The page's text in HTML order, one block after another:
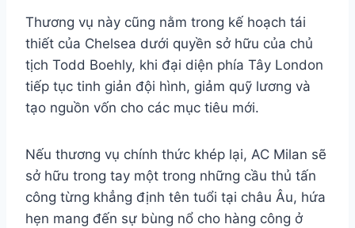
Thương vụ này cũng nằm trong kế hoạch tái
thiết của Chelsea dưới quyền sở hữu của chủ
tịch Todd Boehly, khi đại diện phía Tây London
tiếp tục tinh giản đội hình, giảm quỹ lương và
tạo nguồn vốn cho các mục tiêu mới.
Nếu thương vụ chính thức khép lại, AC Milan sẽ
sở hữu trong tay một trong những cầu thủ tấn
công từng khẳng định tên tuổi tại châu Âu, hứa
hẹn mang đến sự bùng nổ cho hàng công ở